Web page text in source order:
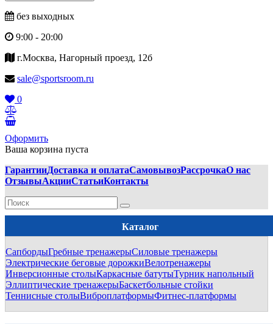
без выходных
9:00 - 20:00
г.Москва, Нагорный проезд, 12б
sale@sportsroom.ru
0
Оформить
Ваша корзина пуста
ГарантииДоставка и оплатаСамовывозРассрочкаО нас
ОтзывыАкцииСтатьиКонтакты
Каталог
СапбордыГребные тренажерыСиловые тренажеры
Электрические беговые дорожкиВелотренажеры
Инверсионные столыКаркасные батутыТурник напольный
Эллиптические тренажерыБаскетбольные стойки
Теннисные столыВиброплатформыФитнес-платформы